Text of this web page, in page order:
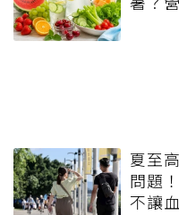
夏至
問題
不讓